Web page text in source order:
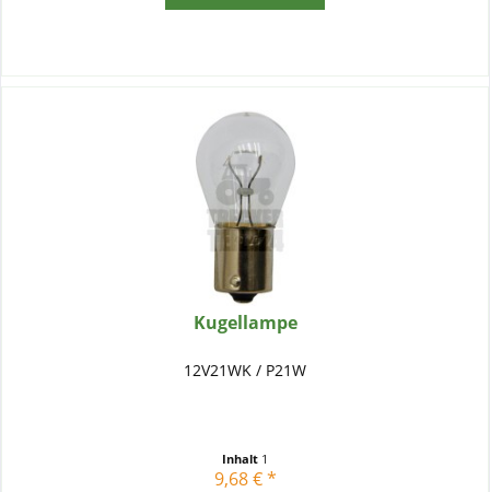
Kugellampe
12V21WK / P21W
Inhalt 1
9,68 € *